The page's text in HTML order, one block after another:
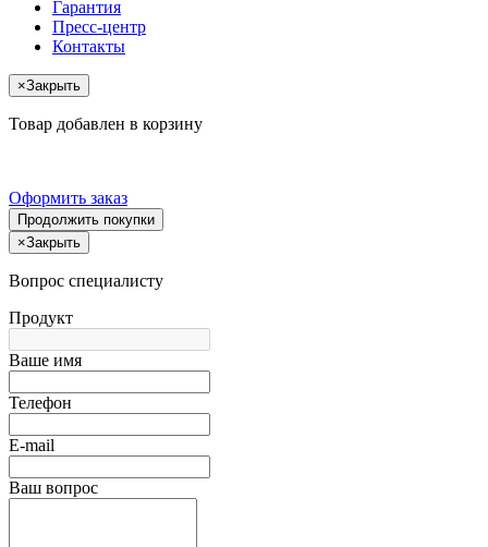
Гарантия
Пресс-центр
Контакты
×Закрыть
Товар добавлен в корзину
Оформить заказ
Продолжить покупки
×Закрыть
Вопрос специалисту
Продукт
Ваше имя
Телефон
E-mail
Ваш вопрос